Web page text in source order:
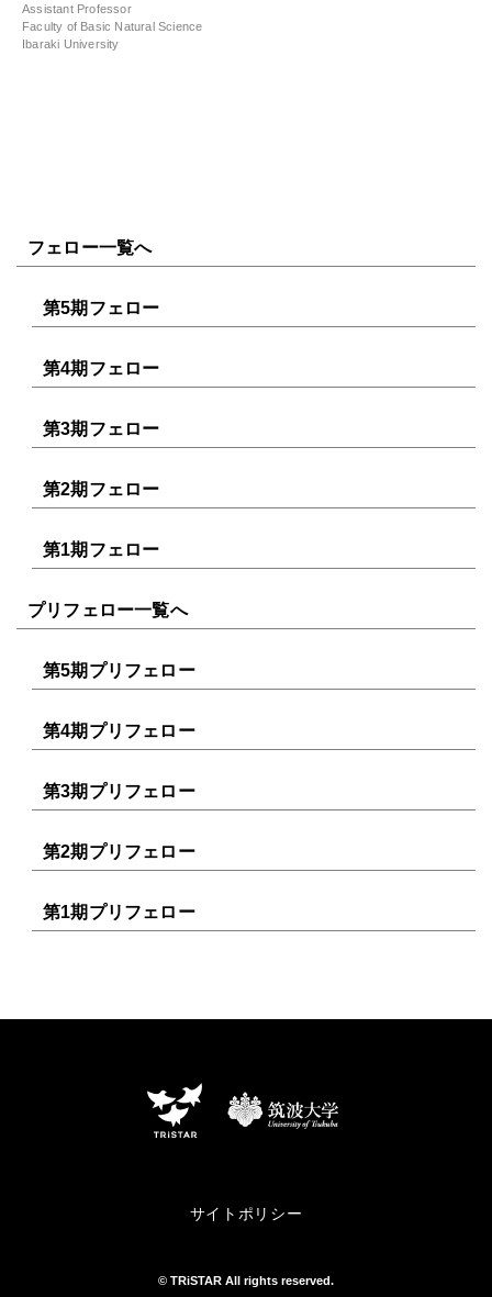
フェロー一覧へ
第5期フェロー
第4期フェロー
第3期フェロー
第2期フェロー
第1期フェロー
プリフェロー一覧へ
第5期プリフェロー
第4期プリフェロー
第3期プリフェロー
第2期プリフェロー
第1期プリフェロー
Assistant Professor
Faculty of Basic Natural Science
Ibaraki University
サイトポリシー
© TRiSTAR All rights reserved.